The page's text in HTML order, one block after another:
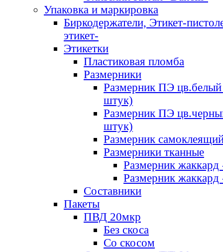
Упаковка и маркировка
Биркодержатели, Этикет-
этикет-
Этикетки
Пластиковая пломба
Размерники
Размерник ПЭ цв.белый
штук)
Размерник ПЭ
штук)
Размерник
Размерники тканные
Размерник
Размерник
Составники
Пакеты
ПВД 20мкр
Без скоса
Со скосом